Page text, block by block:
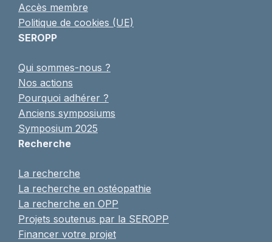
Accès membre
Politique de cookies (UE)
SEROPP
Qui sommes-nous ?
Nos actions
Pourquoi adhérer ?
Anciens symposiums
Symposium 2025
Recherche
La recherche
La recherche en ostéopathie
La recherche en OPP
Projets soutenus par la SEROPP
Financer votre projet